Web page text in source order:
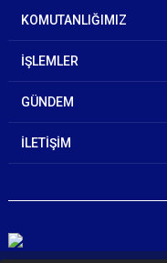
KOMUTANLIĞIMIZ
İŞLEMLER
GÜNDEM
İLETİŞİM